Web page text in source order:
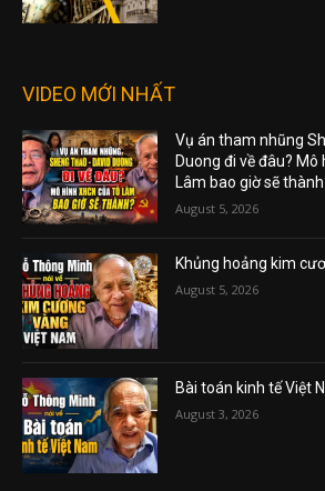
VIDEO MỚI NHẤT
Vụ án tham nhũng
Duong đi về đâu? Mô
Lâm bao giờ sẽ
August 5, 2026
Khủng hoảng kim
August 5, 2026
Bài toán kinh tế Việt
August 3, 2026